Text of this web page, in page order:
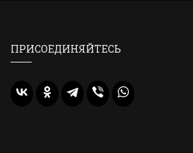
ПРИСОЕДИНЯЙТЕСЬ